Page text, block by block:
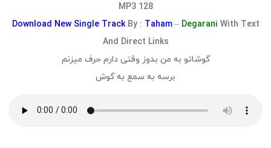
128 MP3
Download New Single Track By : Taham – Degarani With Text
And Direct Links
گوشاتو به من بدوز وقتی دارم حرف میزنم
برسه به سمع به گوش